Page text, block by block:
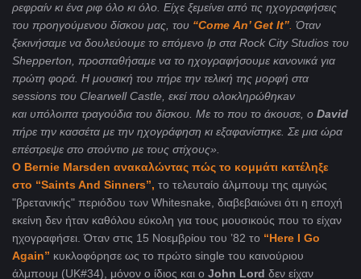
ρεφραίν κι ένα ριφ όλο κι όλο. Είχε ξεμείνει από τις ηχογραφήσεις
του προηγούμενου δίσκου μας, του “Come An’Get It” Όταν
ξεκινήσαμε να δουλεύουμε το επόμενο lp στα Rock City Studios του
Shepperton , προσπαθήσαμε να το ηχογραφήσουμε κανονικά για
πρώτη φορά. Η μουσική του πήρε την τελική της μορφή στα
sessions του Clearwell Castle , εκεί που ολοκληρώθηκaν
και υπόλοιπα τραγούδια του δίσκου. Με το που το άκουσε, ο David
πήρε την κασσέτα με την ηχογράφηση κι εξαφανίστηκε. Σε μια ώρα
επέστρεψε στο στούντιο με τους στίχους».
Ο Bernie Marsden ανακαλώντας πώς το κομμάτι κατέληξε
στο “Saints And Sinners”, το τελευταίο άλμπουμ της αμιγώς
"βρετανικής" περιόδου των Whitesnake , διαβεβαιώνει ότι η εποχή
εκείνη δεν ήταν καθόλου εύκολη για τους μουσικούς που το είχαν
ηχογραφήσει. Όταν στις 15 Νοεμβρίου του ’82 το “Here I Go
Again” κυκλοφόρησε ως το πρώτο single του καινούριου
άλμπουμ (UK#34), μόνον ο ίδιος και ο John Lord δεν είχαν